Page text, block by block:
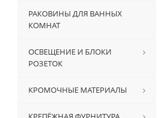
РАКОВИНЫ ДЛЯ ВАННЫХ
КОМНАТ
ОСВЕЩЕНИЕ И БЛОКИ
РОЗЕТОК
КРОМОЧНЫЕ МАТЕРИАЛЫ